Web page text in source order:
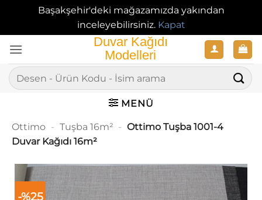
Başakşehir'deki mağazamızda yakından
inceleyebilirsiniz. Kapat
atla
Ara:
MENÜ
Ottimo - Tuşba 16m² - Ottimo Tuşba 1001-4
Duvar Kağıdı 16m²
-%25